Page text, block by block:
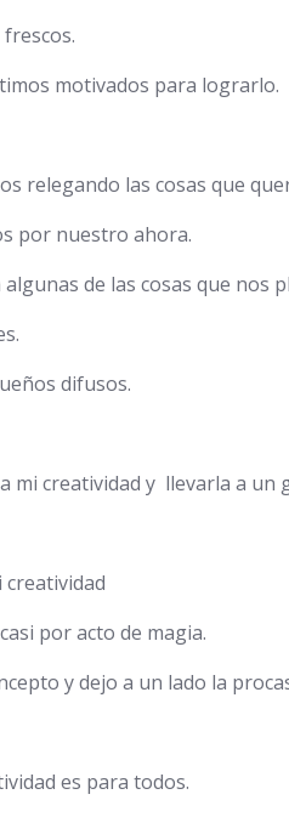
motivados para lograrlo.
relegando las cosas que
por nuestro ahora.
de las cosas que nos
difusos.
creatividad y llevarla a un
por acto de magia.
y dejo a un lado la
es para todos.